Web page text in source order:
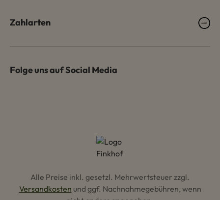
Zahlarten
Folge uns auf Social Media
Alle Preise inkl. gesetzl. Mehrwertsteuer zzgl.
Versandkosten und ggf. Nachnahmegebühren, wenn